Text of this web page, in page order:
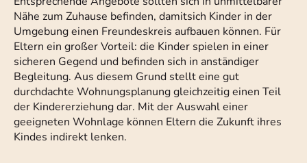
Nähe zum Zuhause befinden, damitsich Kinder in der
Umgebung einen Freundeskreis aufbauen können. Für
Eltern ein großer Vorteil: die Kinder spielen in einer
sicheren Gegend und befinden sich in anständiger
Begleitung. Aus diesem Grund stellt eine gut
durchdachte Wohnungsplanung gleichzeitig einen Teil
der Kindererziehung dar. Mit der Auswahl einer
geeigneten Wohnlage können Eltern die Zukunft ihres
Kindes indirekt lenken.